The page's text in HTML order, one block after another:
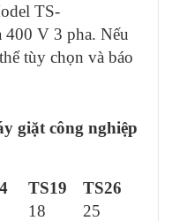
TS-
V 3 pha. Nếu
tùy chọn và báo
giặt công nghiệp
4 TS19 TS26
18
25